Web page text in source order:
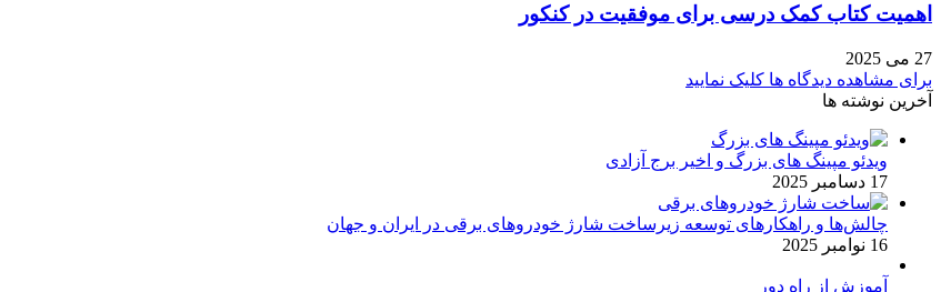
اهمیت کتاب کمک درسی برای موفقیت در کنکور
27 می 2025
برای مشاهده دیدگاه ها کلیک نمایید
آخرین نوشته ها
ویدئو مپینگ های بزرگ و اخیر برج آزادی
17 دسامبر 2025
چالش‌ها و راهکارهای توسعه زیرساخت شارژ خودروهای برقی در ایران و جهان
16 نوامبر 2025
آموزش از راه دور